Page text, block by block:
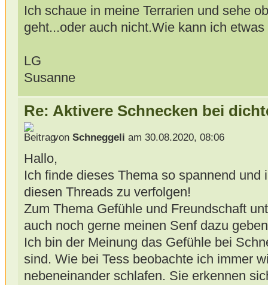
Ich schaue in meine Terrarien und sehe
geht...oder auch nicht.Wie kann ich
LG
Susanne
Re: Aktivere Schnecken bei
von Schneggeli am 30.08.2020, 08:06
Hallo,
Ich finde dieses Thema so spannend und
diesen Threads zu verfolgen!
Zum Thema Gefühle und Freundschaft
auch noch gerne meinen Senf dazu
Ich bin der Meinung das Gefühle bei
sind. Wie bei Tess beobachte ich immer
nebeneinander schlafen. Sie erkennen